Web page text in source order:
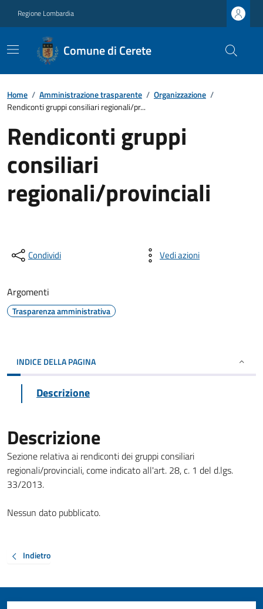
Regione Lombardia
Comune di Cerete
Home / Amministrazione trasparente / Organizzazione /
Rendiconti gruppi consiliari regionali/pr...
Rendiconti gruppi
consiliari
regionali/provinciali
Condividi Vedi azioni
Argomenti
Trasparenza amministrativa
INDICE DELLA PAGINA
Descrizione
Descrizione
Sezione relativa ai rendiconti dei gruppi consiliari
regionali/provinciali, come indicato all'art. 28, c. 1 del d.lgs.
33/2013.
Nessun dato pubblicato.
Indietro